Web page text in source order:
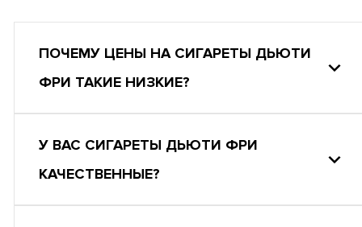
ПОЧЕМУ ЦЕНЫ НА СИГАРЕТЫ ДЬЮТИ
ФРИ ТАКИЕ НИЗКИЕ?
У ВАС СИГАРЕТЫ ДЬЮТИ ФРИ
КАЧЕСТВЕННЫЕ?